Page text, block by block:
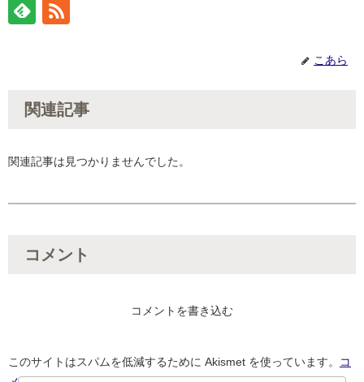
こあら
関連記事
関連記事は見つかりませんでした。
コメント
コメントを書き込む
このサイトはスパムを低減するために Akismet を使っています。
コ